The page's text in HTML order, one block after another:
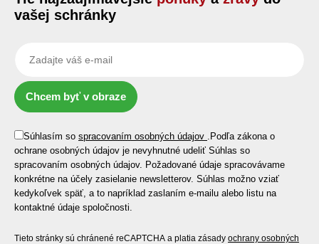
vašej schránky
Chcem byť v obraze
Súhlasím so spracovaním osobných údajov . Podľa zákona o
ochrane osobných údajov je nevyhnutné udeliť Súhlas so
spracovaním osobných údajov. Požadované údaje spracovávame
konkrétne na účely zasielanie newsletterov. Súhlas možno vziať
kedykoľvek späť, a to napríklad zaslaním e-mailu alebo listu na
kontaktné údaje spoločnosti.
Tieto stránky sú chránené reCAPTCHA a platia zásady ochrany osobných